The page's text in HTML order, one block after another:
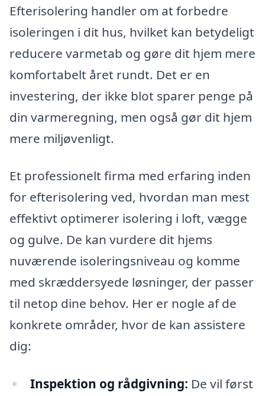
Efterisolering handler om at forbedre
isoleringen i dit hus, hvilket kan betydeligt
reducere varmetab og gøre dit hjem mere
komfortabelt året rundt. Det er en
investering, der ikke blot sparer penge på
din varmeregning, men også gør dit hjem
mere miljøvenligt.
Et professionelt firma med erfaring inden
for efterisolering ved, hvordan man mest
effektivt optimerer isolering i loft, vægge
og gulve. De kan vurdere dit hjems
nuværende isoleringsniveau og komme
med skræddersyede løsninger, der passer
til netop dine behov. Her er nogle af de
konkrete områder, hvor de kan assistere
dig:
Inspektion og rådgivning: De vil først